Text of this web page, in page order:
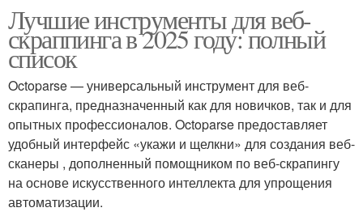
Лучшие инструменты для веб-
скраппинга в 2025 году: полный
список
Octoparse — универсальный инструмент для веб-
скрапинга, предназначенный как для новичков, так и для
опытных профессионалов. Octoparse предоставляет
удобный интерфейс «укажи и щелкни» для создания веб-
сканеры , дополненный помощником по веб-скрапингу
на основе искусственного интеллекта для упрощения
автоматизации.